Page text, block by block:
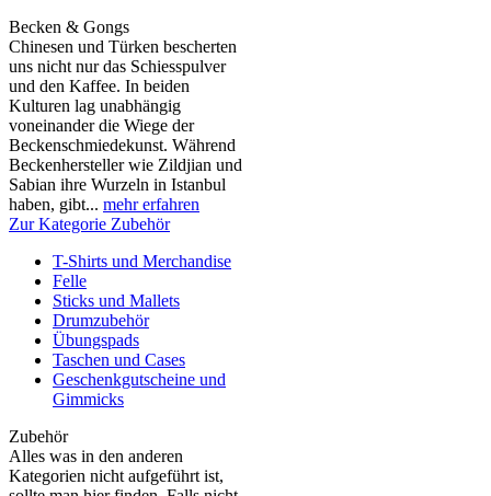
Becken & Gongs
Chinesen und Türken bescherten
uns nicht nur das Schiesspulver
und den Kaffee. In beiden
Kulturen lag unabhängig
voneinander die Wiege der
Beckenschmiedekunst. Während
Beckenhersteller wie Zildjian und
Sabian ihre Wurzeln in Istanbul
haben, gibt... mehr erfahren
Zur Kategorie Zubehör
T-Shirts und Merchandise
Felle
Sticks und Mallets
Drumzubehör
Übungspads
Taschen und Cases
Geschenkgutscheine und
Gimmicks
Zubehör
Alles was in den anderen
Kategorien nicht aufgeführt ist,